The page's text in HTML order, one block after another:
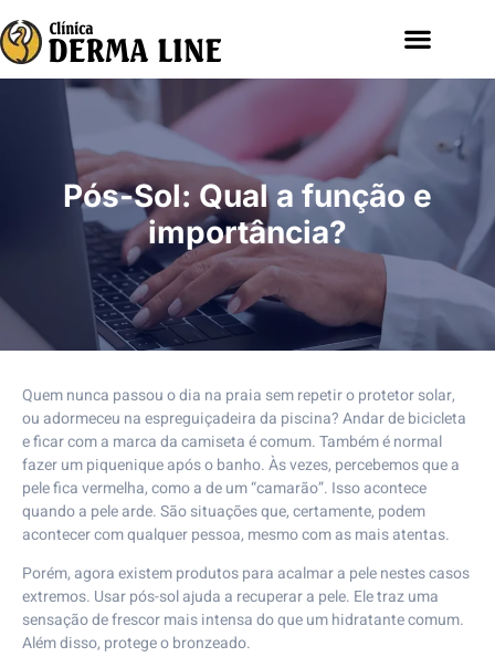
Pós-Sol: Qual a função e
importância?
Quem nunca passou o dia na praia sem repetir o protetor solar,
ou adormeceu na espreguiçadeira da piscina? Andar de bicicleta
e ficar com a marca da camiseta é comum. Também é normal
fazer um piquenique após o banho. Às vezes, percebemos que a
pele fica vermelha, como a de um “camarão”. Isso acontece
quando a pele arde. São situações que, certamente, podem
acontecer com qualquer pessoa, mesmo com as mais atentas.
Porém, agora existem produtos para acalmar a pele nestes casos
extremos. Usar pós-sol ajuda a recuperar a pele. Ele traz uma
sensação de frescor mais intensa do que um hidratante comum.
Além disso, protege o bronzeado.